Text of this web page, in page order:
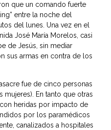
que un comando fuerte
entre la noche del
del lunes. Una vez en el
José María Morelos, casi
de Jesús, sin mediar
sus armas en contra de los
fue de cinco personas
En tanto que otras
heridas por impacto de
por los paramédicos
canalizados a hospitales